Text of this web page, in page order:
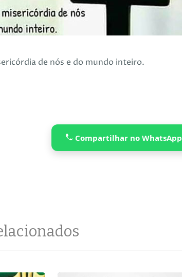
de nós e do mundo inteiro.
Compartilhar no WhatsApp